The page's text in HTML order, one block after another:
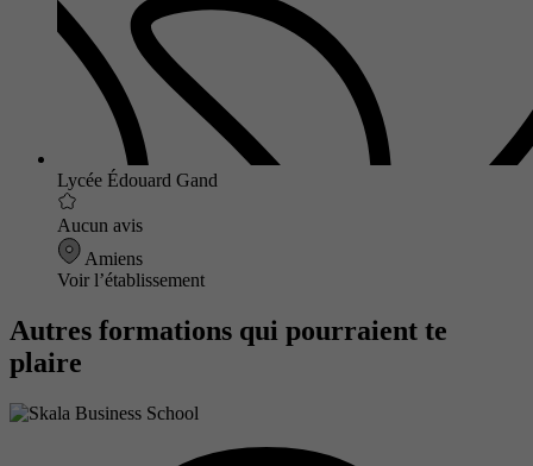
Lycée Édouard Gand
Aucun avis
Amiens
Voir l’établissement
Autres formations qui pourraient te
plaire